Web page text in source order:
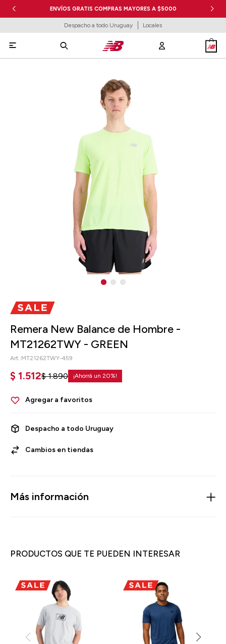
ENVÍOS GRATIS COMPRAS MAYORES A $5000
Despacho a todo Uruguay Locales

Remera New Balance de Hombre -
MT21262TWY - GREEN
MT21262TWY-459
$ 1.512$ 1.890 20
Despacho a todo Uruguay
Cambios en tiendas
Más información
PRODUCTOS QUE TE PUEDEN INTERESAR